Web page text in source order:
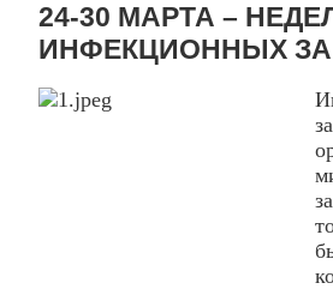
24-30 МАРТА –
ИНФЕКЦИОННЫХ